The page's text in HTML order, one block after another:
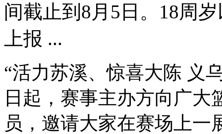
间截止到8月5日。18周
上报 ...
“活力苏溪、惊喜大陈 义
日起，赛事主办方向广
员，邀请大家在赛场上一